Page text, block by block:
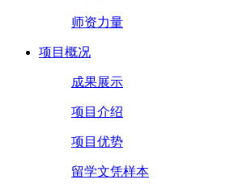
师资力量
项目概况
成果展示
项目介绍
项目优势
留学文凭样本